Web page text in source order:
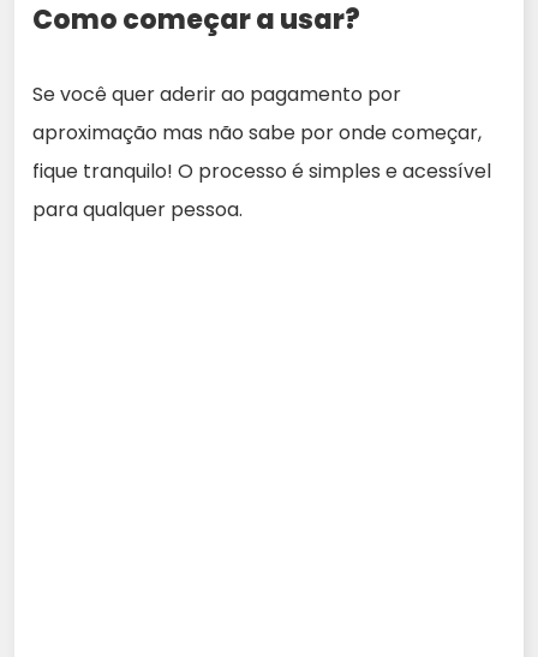
Como começar a usar?
Se você quer aderir ao pagamento por
aproximação mas não sabe por onde começar,
fique tranquilo! O processo é simples e acessível
para qualquer pessoa.